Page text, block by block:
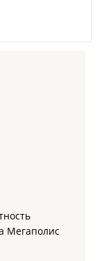
Мегаполис